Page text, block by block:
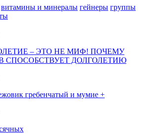
витамины и минералы гейнеры группы
– ЭТО НЕ МИФ! ПОЧЕМУ
СПОСОБСТВУЕТ ДОЛГОЛЕТИЮ
гребенчатый и мумие +